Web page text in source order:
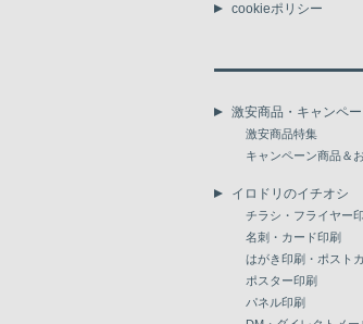
cookieポリシー
激安商品・キャンペ
激安商品特集
キャンペーン商品＆
イロドリのイチオシ
チラシ・フライヤー
名刺・カード印刷
はがき印刷・ポスト
ポスター印刷
パネル印刷